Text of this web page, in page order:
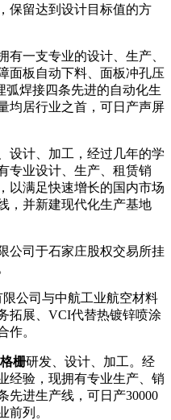
保留达到设计目标值的方
有一支专业的设计、生产、
面板自动下料、面板冲孔压
弧焊接四条先进的自动化生
均居行业之首，可日产声屏
设计、加工，经过几年的学
专业设计、生产、租赁销
以满足快速增长的国内市场
，并新建现代化生产基地
公司于石家庄股权交易所挂
公司与中航工业航空材料
拓展、VCI代替热镀锌喷涂
作。
栅研发、设计、加工。经
经验，现拥有专业生产、销
先进生产线，可日产30000
前列。